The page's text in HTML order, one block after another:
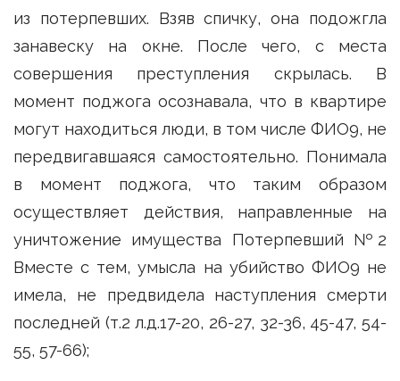
из потерпевших. Взяв спичку, она подожгла
занавеску на окне. После чего, с места
совершения преступления скрылась. В
момент поджога осознавала, что в квартире
могут находиться люди, в том числе ФИО9, не
передвигавшаяся самостоятельно. Понимала
в момент поджога, что таким образом
осуществляет действия, направленные на
уничтожение имущества Потерпевший №2
Вместе с тем, умысла на убийство ФИО9 не
имела, не предвидела наступления смерти
последней (т.2 л.д.17-20, 26-27, 32-36, 45-47, 54-
55, 57-66);